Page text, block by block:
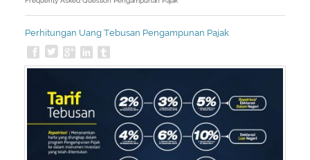
Perhitungan Uang Tebusan Pengampunan Pajak